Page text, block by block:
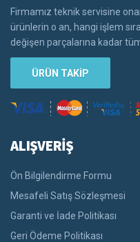
Firmamız teknik servisine
ürünlerin o an, hangi işlem
değişen parçalarına kadar
ÜRÜN TAKİP
ALIŞVERİŞ
Ön Bilgilendirme Formu
Mesafeli Satış Sözleşmesi
Garanti ve İade Politikası
Geri Ödeme Politikası